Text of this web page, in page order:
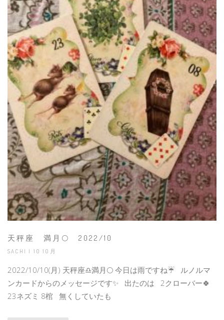
天秤座 満月🌕 2022/10
SACHI | 10 10月
2022/10/10(月) 天秤座♎️満月🌕 今日は雨ですね☔️ ルノルマ
ンカードからのメッセージです✨ 出たのは 2クローバー🍀
23ネズミ 8棺 無くしていたも